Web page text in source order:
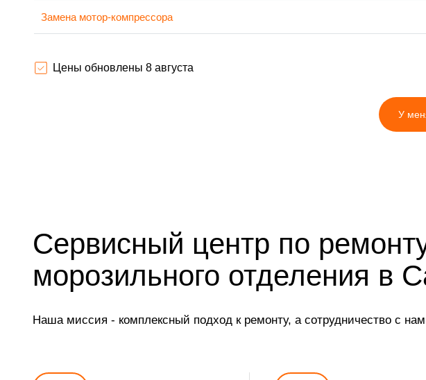
Замена мотор-компрессора
Замена ТЭН
Замена фильтра осушителя
Замена электросхемы
Цены обновлены 8 августа
У
Сервисный центр по
морозильного отделения в
Наша миссия - комплексный подход к ремонту, а сотрудничество с